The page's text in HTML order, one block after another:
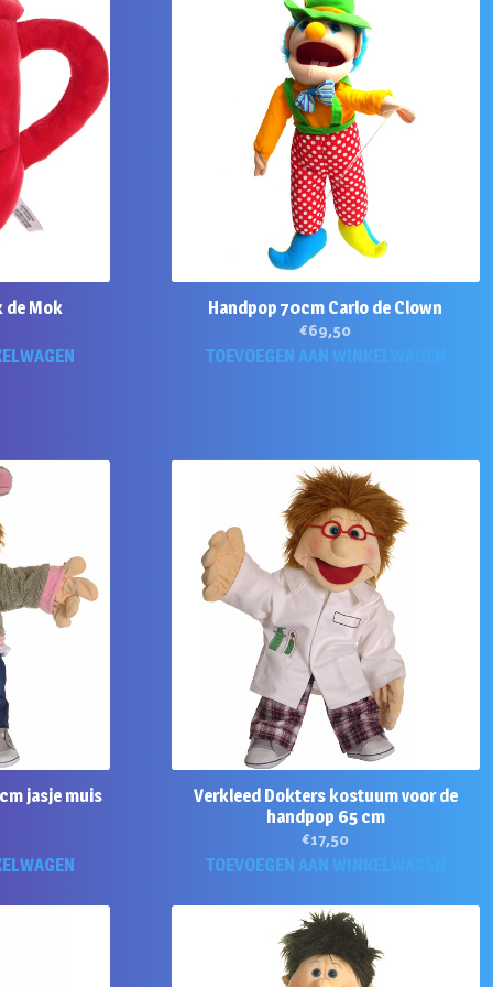
de Mok Handpop 70cm Carlo de Clown
€69,50
TOEVOEGEN AAN WINKELWAGEN
jasje muis
Verkleed Dokters kostuum voor de
handpop 65 cm
€17,50
TOEVOEGEN AAN WINKELWAGEN